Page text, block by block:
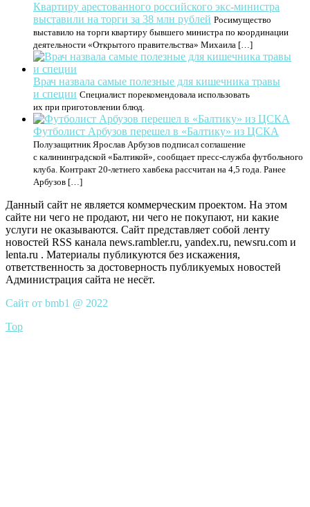
Квартиру арестованного российского экс-министра
выставили на торги за 38 млн рублей Росимущество
выставило на торги квартиру бывшего министра по координации
деятельности «Открытого правительства» Михаила […]
Врач назвала самые полезные для кишечника травы
и специи Специалист порекомендовала использовать
их при приготовлении блюд.
Футболист Арбузов перешел в «Балтику» из ЦСКА
Полузащитник Ярослав Арбузов подписал соглашение
с калининградской «Балтикой», сообщает пресс‑служба футбольного
клуба. Контракт 20‑летнего хавбека рассчитан на 4,5 года. Ранее
Арбузов […]
Данный сайт не является коммерческим проектом. На этом
сайте ни чего не продают, ни чего не покупают, ни какие
услуги не оказываются. Сайт представляет собой ленту
новостей RSS канала news.rambler.ru, yandex.ru, newsru.com и
lenta.ru . Материалы публикуются без искажения,
ответственность за достоверность публикуемых новостей
Администрация сайта не несёт.
Сайт от bmb1 @ 2022
Top